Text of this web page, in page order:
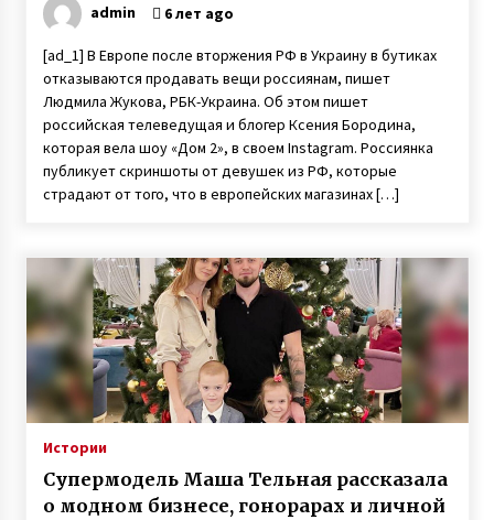
Любовь лечит — Екатерина Бонякивская
диагнозами и спасла ее
6 лет ago
О смерти мужа мать 13 детей так
и не узнала — через девять дней она тоже
сгорела от ковида
3 года ago
четырех, прижившихся после ЭКО
6 лет ago
admin 6 лет ago
[ad_1] В Европе после вторжения РФ в Украину в бутиках
отказываются продавать вещи россиянам, пишет
Людмила Жукова, РБК-Украина. Об этом пишет
российская телеведущая и блогер Ксения Бородина,
которая вела шоу «Дом 2», в своем Instagram. Россиянка
публикует скриншоты от девушек из РФ, которые
страдают от того, что в европейских магазинах […]
Истории
Супермодель Маша Тельная рассказала
о модном бизнесе, гонорарах и личной